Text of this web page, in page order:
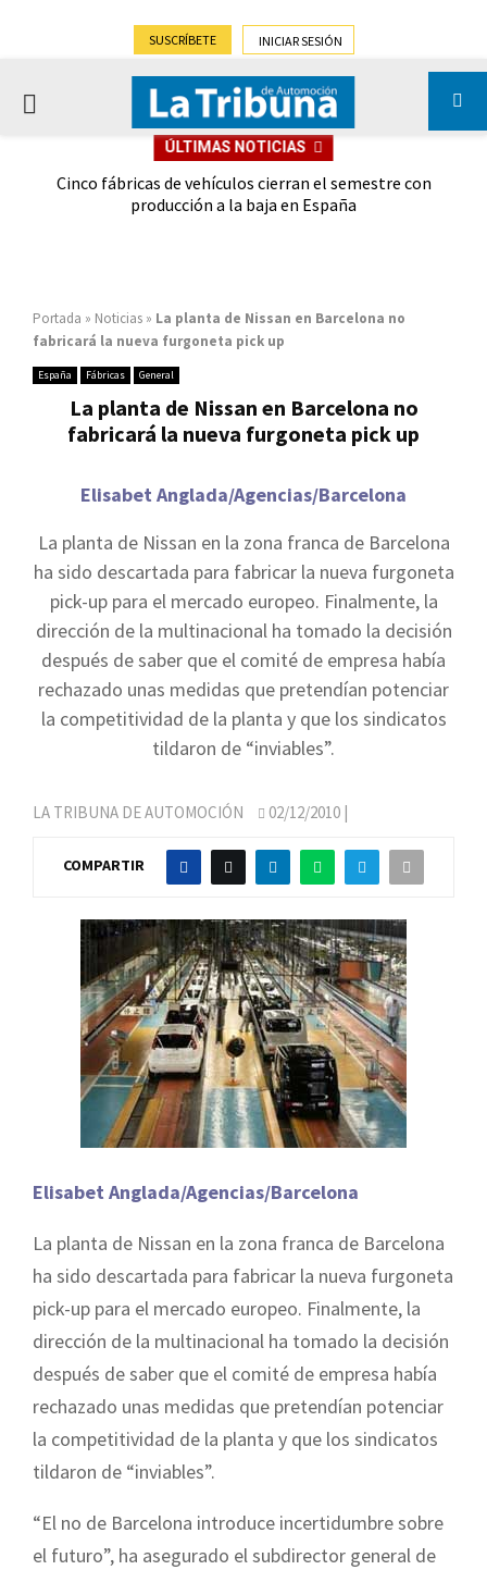
SUSCRÍBETE INICIAR SESIÓN
PRIMARY
ÚLTIMAS NOTICIAS
Cinco fábricas de vehículos cierran el semestre con
producción a la baja en España
Portada » Noticias » La planta de Nissan en Barcelona no
fabricará la nueva furgoneta pick up
España Fábricas General
La planta de Nissan en Barcelona no
fabricará la nueva furgoneta pick up
Elisabet Anglada/Agencias/Barcelona
La planta de Nissan en la zona franca de Barcelona
ha sido descartada para fabricar la nueva furgoneta
pick-up para el mercado europeo. Finalmente, la
dirección de la multinacional ha tomado la decisión
después de saber que el comité de empresa había
rechazado unas medidas que pretendían potenciar
la competitividad de la planta y que los sindicatos
tildaron de “inviables”.
LA TRIBUNA DE AUTOMOCIÓN 02/12/2010 |
COMPARTIR
Elisabet Anglada/Agencias/Barcelona
La planta de Nissan en la zona franca de Barcelona
ha sido descartada para fabricar la nueva furgoneta
pick-up para el mercado europeo. Finalmente, la
dirección de la multinacional ha tomado la decisión
después de saber que el comité de empresa había
rechazado unas medidas que pretendían potenciar
la competitividad de la planta y que los sindicatos
tildaron de “inviables”.
“El no de Barcelona introduce incertidumbre sobre
el futuro”, ha asegurado el subdirector general de